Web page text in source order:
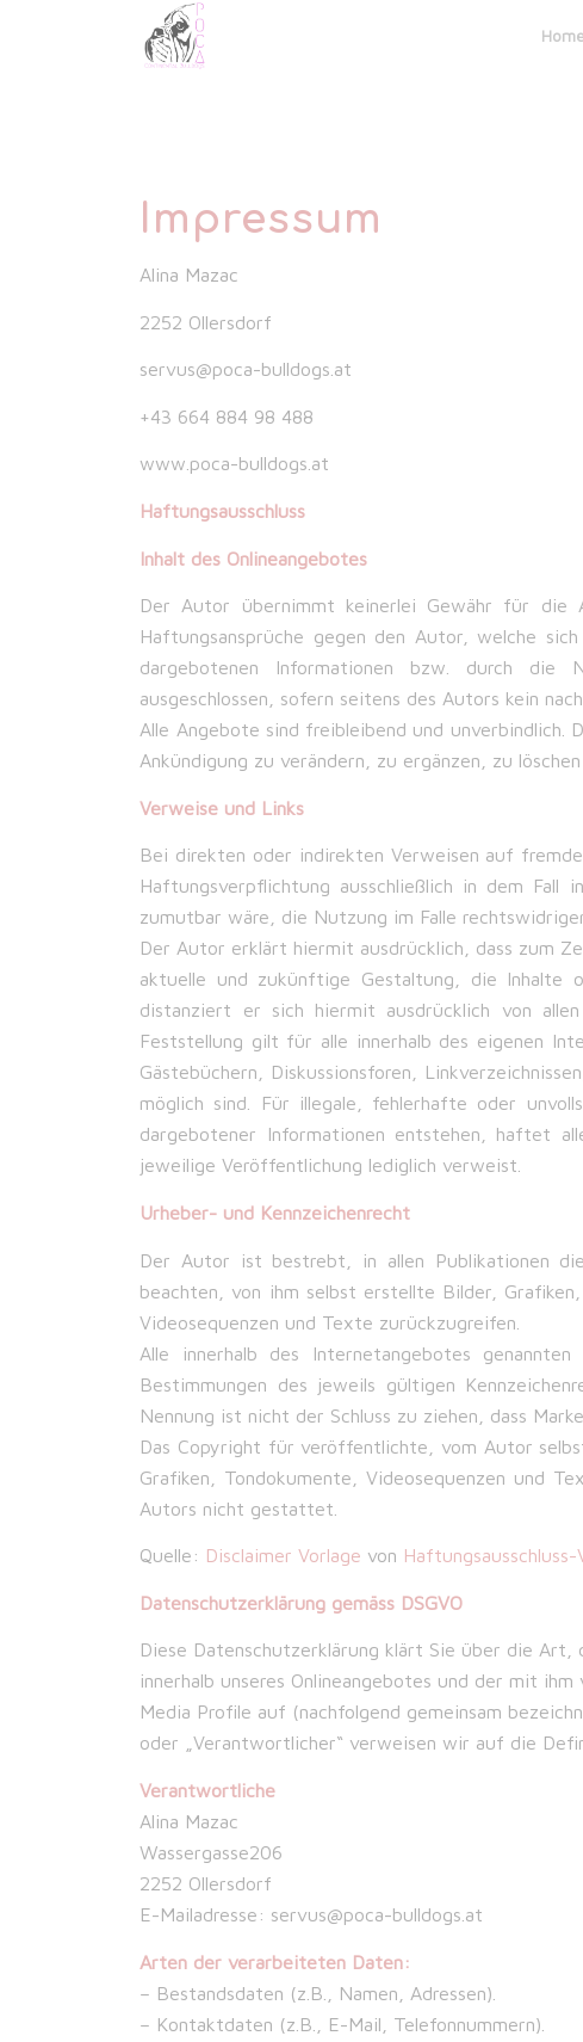
Home
Impressum
Alina Mazac
2252 Ollersdorf
servus@poca-bulldogs.at
+43 664 884 98 488
www.poca-bulldogs.at
Haftungsausschluss
Inhalt des Onlineangebotes
Der Autor übernimmt keinerlei Gewähr für die
Haftungsansprüche gegen den Autor, welche
dargebotenen Informationen bzw. durch die
ausgeschlossen, sofern seitens des Autors kein
Alle Angebote sind freibleibend und
Ankündigung zu verändern, zu ergänzen, zu
Verweise und Links
Bei direkten oder indirekten Verweisen auf
Haftungsverpflichtung ausschließlich in dem
zumutbar wäre, die Nutzung im Falle
Der Autor erklärt hiermit ausdrücklich, dass zum
aktuelle und zukünftige Gestaltung, die Inhalte
distanziert er sich hiermit ausdrücklich von
Feststellung gilt für alle innerhalb des eigenen
Gästebüchern, Diskussionsforen,
möglich sind. Für illegale, fehlerhafte oder
dargebotener Informationen entstehen, haftet
jeweilige Veröffentlichung lediglich verweist.
Urheber- und Kennzeichenrecht
Der Autor ist bestrebt, in allen Publikationen
beachten, von ihm selbst erstellte Bilder,
Videosequenzen und Texte zurückzugreifen.
Alle innerhalb des Internetangebotes
Bestimmungen des jeweils gültigen
Nennung ist nicht der Schluss zu ziehen, dass
Das Copyright für veröffentlichte, vom Autor
Grafiken, Tondokumente, Videosequenzen und
Autors nicht gestattet.
Quelle: Disclaimer Vorlage von Haftungsausschluss-
Datenschutzerklärung gemäss DSGVO
Diese Datenschutzerklärung klärt Sie über die Art,
innerhalb unseres Onlineangebotes und der mit
Media Profile auf (nachfolgend gemeinsam
oder „Verantwortlicher“ verweisen wir auf die
Verantwortliche
Alina Mazac
Wassergasse206
2252 Ollersdorf
E-Mailadresse: servus@poca-bulldogs.at
Arten der verarbeiteten Daten:
– Bestandsdaten (z.B., Namen, Adressen).
– Kontaktdaten (z.B., E-Mail, Telefonnummern).